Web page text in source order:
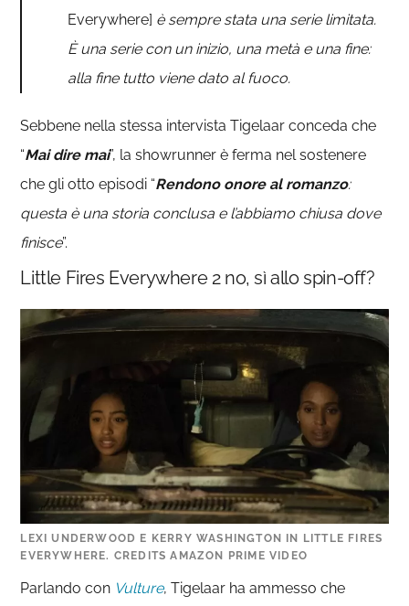
Everywhere] è sempre stata una serie limitata.
È una serie con un inizio, una metà e una fine:
alla fine tutto viene dato al fuoco.
Sebbene nella stessa intervista Tigelaar conceda che
“Mai dire mai”, la showrunner è ferma nel sostenere
che gli otto episodi “Rendono onore al romanzo:
questa è una storia conclusa e l’abbiamo chiusa dove
finisce”.
Little Fires Everywhere 2 no, sì allo spin-off?
LEXI UNDERWOOD E KERRY WASHINGTON IN LITTLE FIRES
EVERYWHERE. CREDITS AMAZON PRIME VIDEO
Parlando con Vulture, Tigelaar ha ammesso che